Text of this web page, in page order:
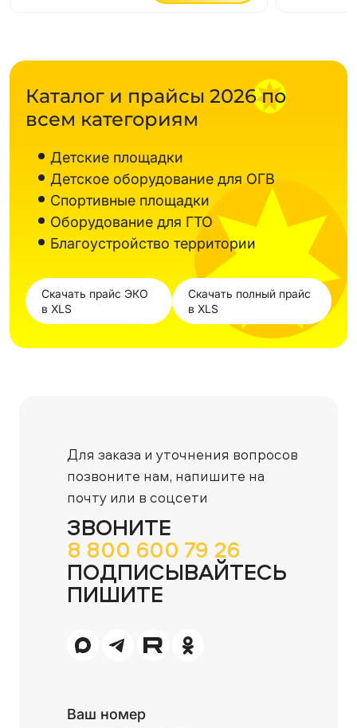
Каталог и прайсы 2026 по
всем категориям
Детские площадки
Детское оборудование для ОГВ
Спортивные площадки
Оборудование для ГТО
Благоустройство территории
Скачать прайс ЭКО
в XLS
Скачать полный прайс
в XLS
Для заказа и уточнения вопросов
позвоните нам, напишите на
почту или в соцсети
ЗВОНИТЕ
8 800 600 79 26
ПОДПИСЫВАЙТЕСЬ
ПИШИТЕ
Ваш номер